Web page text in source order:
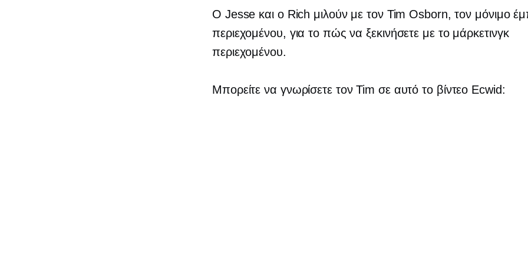
Ο Jesse και ο Rich μιλούν με τον Tim Osborn, τον μόνιμο
περιεχομένου, για το πώς να ξεκινήσετε με το μάρκετινγκ
περιεχομένου.
Μπορείτε να γνωρίσετε τον Tim σε αυτό το βίντεο Ecwid: